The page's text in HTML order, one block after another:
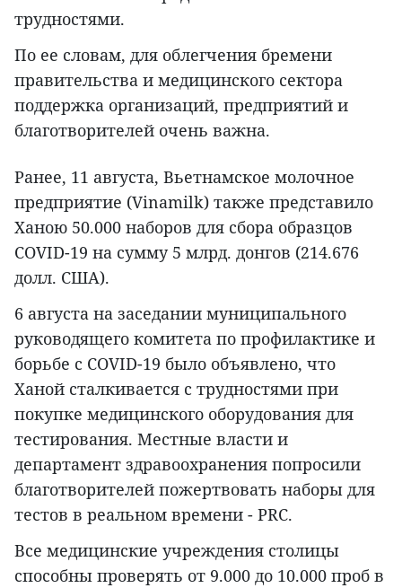
трудностями.
По ее словам, для облегчения бремени
правительства и медицинского сектора
поддержка организаций, предприятий и
благотворителей очень важна.
Ранее, 11 августа, Вьетнамское молочное
предприятие (Vinamilk) также представило
Ханою 50.000 наборов для сбора образцов
COVID-19 на сумму 5 млрд. донгов (214.676
долл. США).
6 августа на заседании муниципального
руководящего комитета по профилактике и
борьбе с COVID-19 было объявлено, что
Ханой сталкивается с трудностями при
покупке медицинского оборудования для
тестирования. Местные власти и
департамент здравоохранения попросили
благотворителей пожертвовать наборы для
тестов в реальном времени - PRC.
Все медицинские учреждения столицы
способны проверять от 9.000 до 10.000 проб в